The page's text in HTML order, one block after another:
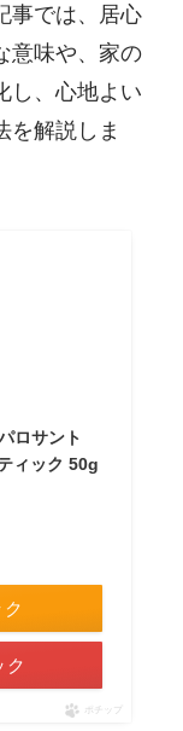
事では、居心
意味や、家の
し、心地よい
を解説しま
ロサント
ィック 50g
ク
ポチップ